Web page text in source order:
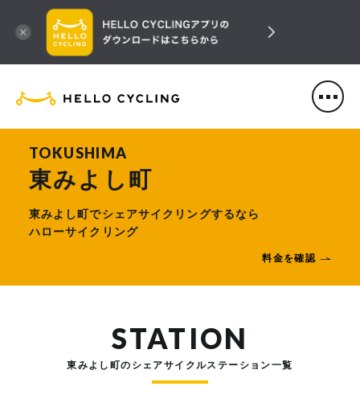
HELLO CYCLING（ハローサ
TOKUSHIMA
東みよし町
東みよし町でシェアサイクリングするなら
ハローサイクリング
料金を確認
STATION
東みよし町のシェアサイクルステーション一覧